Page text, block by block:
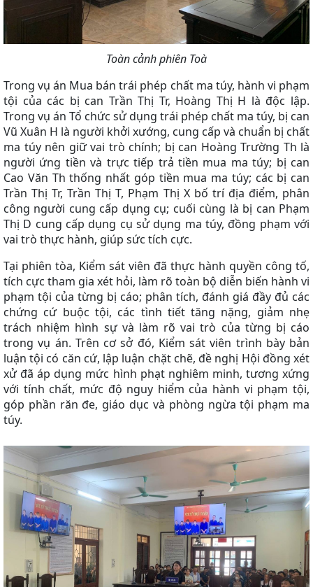
Toàn cảnh phiên Toà
Trong vụ án Mua bán trái phép chất ma túy, hành vi phạm
tội của các bị can Trần Thị Tr, Hoàng Thị H là độc lập.
Trong vụ án Tổ chức sử dụng trái phép chất ma túy, bị can
Vũ Xuân H là người khởi xướng, cung cấp và chuẩn bị chất
ma túy nên giữ vai trò chính; bị can Hoàng Trường Th là
người ứng tiền và trực tiếp trả tiền mua ma túy; bị can
Cao Văn Th thống nhất góp tiền mua ma túy; các bị can
Trần Thị Tr, Trần Thị T, Phạm Thị X bố trí địa điểm, phân
công người cung cấp dụng cụ; cuối cùng là bị can Phạm
Thị D cung cấp dụng cụ sử dụng ma túy, đồng phạm với
vai trò thực hành, giúp sức tích cực.
Tại phiên tòa, Kiểm sát viên đã thực hành quyền công tố,
tích cực tham gia xét hỏi, làm rõ toàn bộ diễn biến hành vi
phạm tội của từng bị cáo; phân tích, đánh giá đầy đủ các
chứng cứ buộc tội, các tình tiết tăng nặng, giảm nhẹ
trách nhiệm hình sự và làm rõ vai trò của từng bị cáo
trong vụ án. Trên cơ sở đó, Kiểm sát viên trình bày bản
luận tội có căn cứ, lập luận chặt chẽ, đề nghị Hội đồng xét
xử đã áp dụng mức hình phạt nghiêm minh, tương xứng
với tính chất, mức độ nguy hiểm của hành vi phạm tội,
góp phần răn đe, giáo dục và phòng ngừa tội phạm ma
túy.